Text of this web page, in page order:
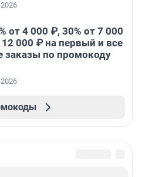
от 4 000 ₽, 30% от 7 000
12 000 ₽ на первый и все
заказы по промокоду